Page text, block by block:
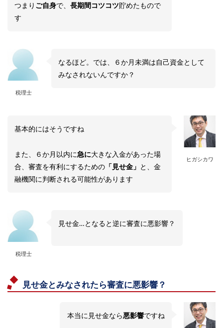
つまり ご自身で、長期間コツコツ貯めたもので
す
税理士
なるほど。では、６か月未満は自己資金として
みなされないんですか？
ヒガシカワ
基本的にはそうですね
また、６か月以内に急に大きな入金があった場
合、審査を有利にするための 「見せ金」 と、金
融機関に判断される可能性があります
税理士
見せ金…となると逆に審査に悪影響？
見せ金とみなされたら審査に悪影響？
本当に見せ金なら 悪影響ですね